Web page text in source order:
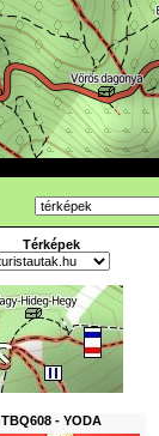
Térképek
TBQ608 - YODA